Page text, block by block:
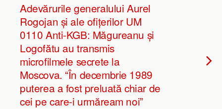
Adevărurile generalului Aurel
Rogojan și ale ofițerilor UM
0110 Anti-KGB: Măgureanu și
Logofătu au transmis
microfilmele secrete la
Moscova. “În decembrie 1989
puterea a fost preluată chiar de
cei pe care-i urmăream noi”